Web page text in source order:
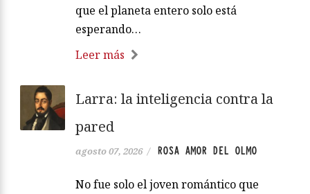
que el planeta entero solo está
esperando…
Leer más
Larra: la inteligencia contra la
pared
agosto 07, 2026 / ROSA AMOR DEL OLMO
No fue solo el joven romántico que